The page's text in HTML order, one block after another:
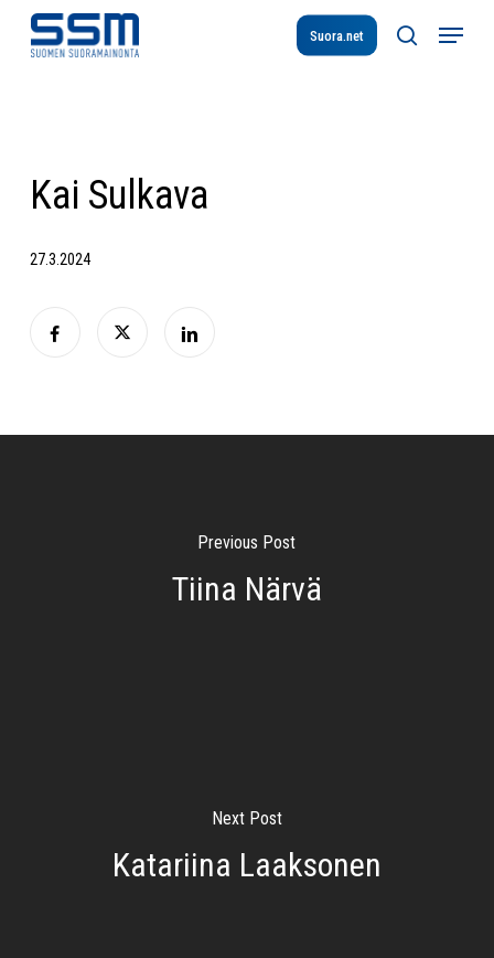
main
Suora.net
search
Menu
Kai Sulkava
27.3.2024
Previous Post
Tiina Närvä
Next Post
Katariina Laaksonen